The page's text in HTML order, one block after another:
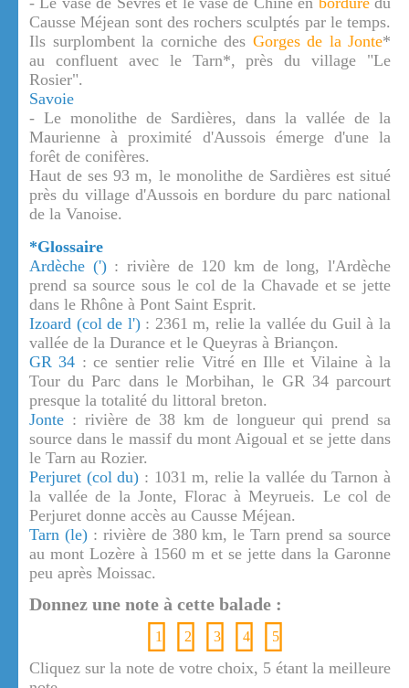
Causse Méjean sont des rochers sculptés par le temps.
Ils surplombent la corniche des Gorges de la Jonte*
au confluent avec le Tarn*, près du village "Le
Rosier".
Savoie
- Le monolithe de Sardières, dans la vallée de la
Maurienne à proximité d'Aussois émerge d'une la
forêt de conifères.
Haut de ses 93 m, le monolithe de Sardières est situé
près du village d'Aussois en bordure du parc national
de la Vanoise.
*Glossaire
Ardèche ('): rivière de 120 km de long, l'Ardèche
prend sa source sous le col de la Chavade et se jette
dans le Rhône à Pont Saint Esprit.
Izoard (col de l'): 2361 m, relie la vallée du Guil à la
vallée de la Durance et le Queyras à Briançon.
GR 34 : ce sentier relie Vitré en Ille et Vilaine à la
Tour du Parc dans le Morbihan, le GR 34 parcourt
presque la totalité du littoral breton.
Jonte : rivière de 38 km de longueur qui prend sa
source dans le massif du mont Aigoual et se jette dans
le Tarn au Rozier.
Perjuret (col du) : 1031 m, relie la vallée du Tarnon à
la vallée de la Jonte, Florac à Meyrueis. Le col de
Perjuret donne accès au Causse Méjean.
Tarn (le): rivière de 380 km, le Tarn prend sa source
au mont Lozère à 1560 m et se jette dans la Garonne
peu après Moissac.
Donnez une note à cette balade :
1 2 3 4 5
Cliquez sur la note de votre choix, 5 étant la meilleure